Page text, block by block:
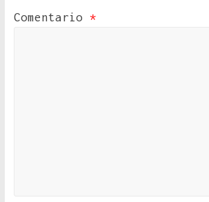
Comentario *